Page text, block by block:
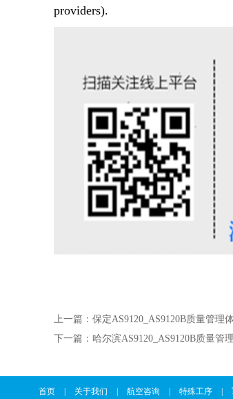
providers).
上一篇： 保定AS9120_AS9120B质量管理
下一篇： 哈尔滨AS9120_AS9120B质量
首页 关于我们 航空咨询 特殊工序